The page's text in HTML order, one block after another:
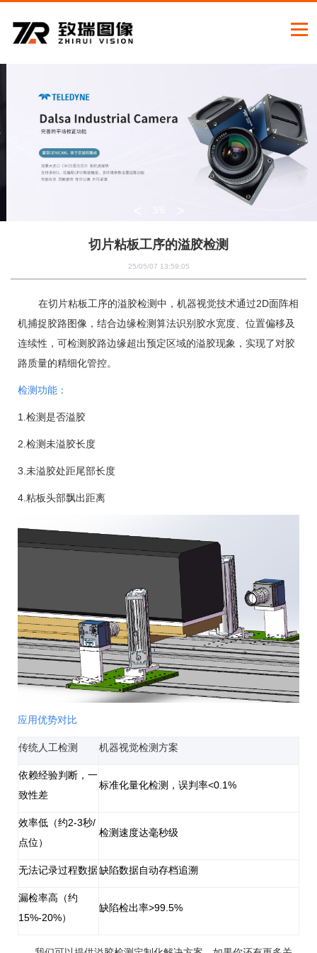
切片粘板工序的溢胶检测
25/05/07 13:59:05
在切片粘板工序的溢胶检测中，机器视觉技术通过2D面阵相
机捕捉胶路图像，结合边缘检测算法识别胶水宽度、位置偏移及
连续性，可检测胶路边缘超出预定区域的溢胶现象，实现了对胶
路质量的精细化管控。
检测功能：
1. 检测是否溢胶
2. 检测未溢胶长度
3. 未溢胶处距尾部长度
4. 粘板头部飘出距离
应用优势对比
传统人工检测 机器视觉检测方案
依赖经验判断，一
致性差
标准化量化检测，误判率<0.1%
效率低（约2-3秒/
点位）
检测速度达毫秒级
无法记录过程数据缺陷数据自动存档追溯
漏检率高（约
15%-20%）
缺陷检出率>99.5%